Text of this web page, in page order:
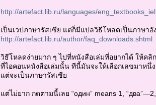
http://artefact.lib.ru/languages/
เป็นเวปภาษารัสเซีย แต่ก็มีแปลวิธีโหลดเป็นภาษาอั
http://artefact.lib.ru/author/faq_downloads.shtml
วิธีโหลดง่ายมาก ๆ ไปที่หนังสือเล่มที่อยากได้ ให้คลิ
ที่ไอคอนหนังสือเล่มนั้น ทีนี้มันจะให้เลือกเลขมาหนึ่
แต่จะเป็นภาษารัสเซีย
แต่ไม่ยาก กดตามนี้เลย “один” means 1,